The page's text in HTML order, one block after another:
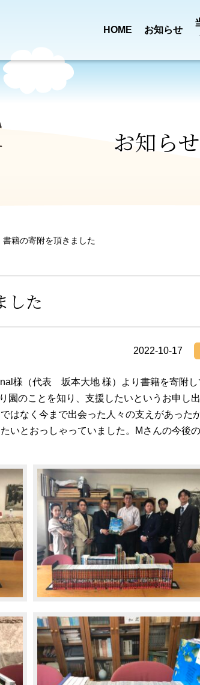
HOME お知らせ
富士市吉原西部
プロジェクト
役員報酬基準
改善計画書
お知らせ
書籍の寄附を頂きました
した
2022-10-17
様（代表 坂本大地 様）より書籍を寄附し
園のことを知り、支援したいというお申し
はなく今まで出会った人々の支えがあった
いとおっしゃっていました。Mさんの今後